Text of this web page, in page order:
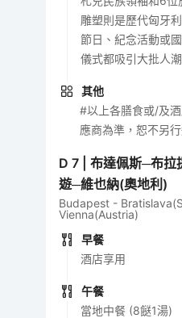
雕塑則是歷代匈牙
節日、紀念活動或
儀式都吸引大批人潮
其他
#以上各膳食或/及
應商為準，恕不另
D7 |布達佩斯─布拉
遊─維也納(奧地利)
Budapest -
Vienna(Austria)
早餐
酒店享用
午餐
當地中餐 (8餸1湯)